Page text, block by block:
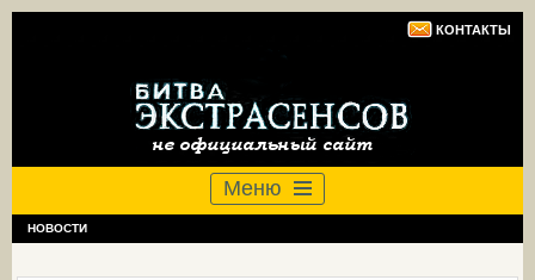
КОНТАКТЫ
Меню
НОВОСТИ